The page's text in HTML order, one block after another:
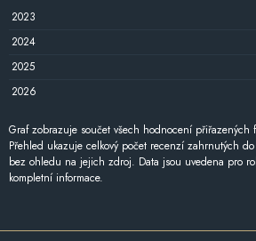
2023
2024
2025
2026
Graf zobrazuje součet všech hodnocení přiřazených
Přehled ukazuje celkový počet recenzí zahrnutých
bez ohledu na jejich zdroj. Data jsou uvedena pro
kompletní informace.